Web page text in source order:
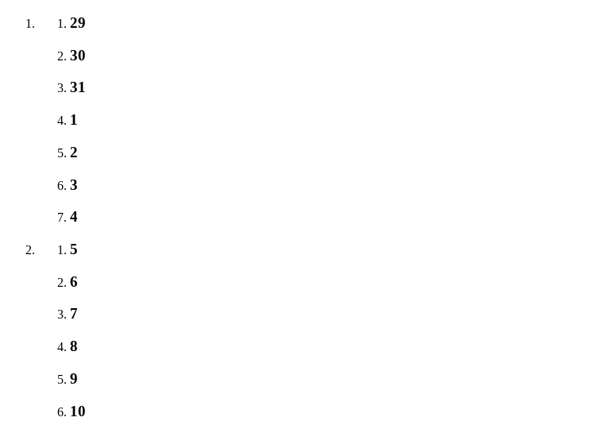
29
30
31
1
2
3
4
5
6
7
8
9
10